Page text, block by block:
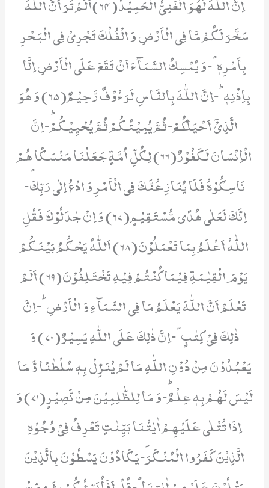
سَخَّرَ لَكُمْ مَّا فِی الْاَرْضِ وَ الْفُلْكَ تَجْرِیْ فِی الْبَحْرِ
بِاَمْرِهٖؕ-وَ یُمْسِكُ السَّمَآءَ اَنْ تَقَعَ عَلَى الْاَرْضِ اِلَّا
بِاِذْنِهٖؕ-اِنَّ اللّٰهَ بِالنَّاسِ لَرَءُوْفٌ رَّحِیْمٌ(65) وَ هُوَ
الَّذِیْۤ اَحْیَاكُمْ٘-ثُمَّ یُمِیْتُكُمْ ثُمَّ یُحْیِیْكُمْؕ-اِنَّ
الْاِنْسَانَ لَكَفُوْرٌ(66) لِكُلِّ اُمَّةٍ جَعَلْنَا مَنْسَكًا هُمْ
نَاسِكُوْهُ فَلَا یُنَازِعُنَّكَ فِی الْاَمْرِ وَ ادْعُ اِلٰى رَبِّكَؕ-
اِنَّكَ لَعَلٰى هُدًى مُّسْتَقِیْمٍ(67) وَ اِنْ جٰدَلُوْكَ فَقُلِ
اللّٰهُ اَعْلَمُ بِمَا تَعْمَلُوْنَ(68) اَللّٰهُ یَحْكُمُ بَیْنَكُمْ
یَوْمَ الْقِیٰمَةِ فِیْمَا كُنْتُمْ فِیْهِ تَخْتَلِفُوْنَ(69) اَلَمْ
تَعْلَمْ اَنَّ اللّٰهَ یَعْلَمُ مَا فِی السَّمَآءِ وَ الْاَرْضِؕ-اِنَّ
ذٰلِكَ فِیْ كِتٰبٍؕ-اِنَّ ذٰلِكَ عَلَى اللّٰهِ یَسِیْرٌ(70) وَ
یَعْبُدُوْنَ مِنْ دُوْنِ اللّٰهِ مَا لَمْ یُنَزِّلْ بِهٖ سُلْطٰنًا وَّ مَا
لَیْسَ لَهُمْ بِهٖ عِلْمٌؕ-وَ مَا لِلظّٰلِمِیْنَ مِنْ نَّصِیْرٍ(71) وَ
اِذَا تُتْلٰى عَلَیْهِمْ اٰیٰتُنَا بَیِّنٰتٍ تَعْرِفُ فِیْ وُجُوْهِ
الَّذِیْنَ كَفَرُوا الْمُنْكَرَؕ-یَكَادُوْنَ یَسْطُوْنَ بِالَّذِیْنَ